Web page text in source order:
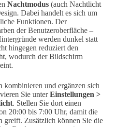
Nachtmodus (auch Nachtlicht
Dabei handelt es sich um
Funktionen. Der
der Benutzeroberfläche –
werden dunkel statt
hingegen reduziert den
wodurch der Bildschirm
kombinieren und ergänzen sich
Sie unterEinstellungen >
. Stellen Sie dort einen
20:00 bis 7:00 Uhr, damit die
greift. Zusätzlich können Sie die